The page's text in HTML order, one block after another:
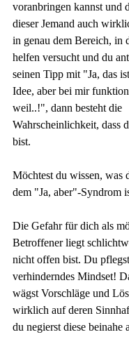
voranbringen kannst und
dieser Jemand auch
in genau dem Bereich, in
helfen versucht und du
seinen Tipp mit "Ja, das
Idee, aber bei mir
weil..!", dann besteht die
Wahrscheinlichkeit, dass
bist.
Möchtest du wissen, was
dem "Ja, aber"-Syndrom
Die Gefahr für dich als
Betroffener liegt
nicht offen bist. Du
verhinderndes Mindset!
wägst Vorschläge und
wirklich auf deren
du negierst diese beinahe